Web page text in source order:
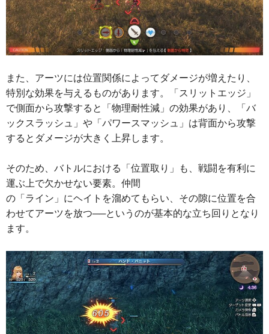
また、アーツには位置関係によってダメージが増えたり、
特別な効果を与えるものがあります。「スリットエッジ」
で側面から攻撃すると「物理耐性減」の効果があり、「バ
ックスラッシュ」や「パワースマッシュ」は背面から攻撃
するとダメージが大きく上昇します。
そのため、バトルにおける「位置取り」も、戦闘を有利に
運ぶ上で欠かせない要素。仲間
の「ライン」にヘイトを溜めてもらい、その隙に位置を合
わせてアーツを放つ──というのが基本的な立ち回りとなり
ます。